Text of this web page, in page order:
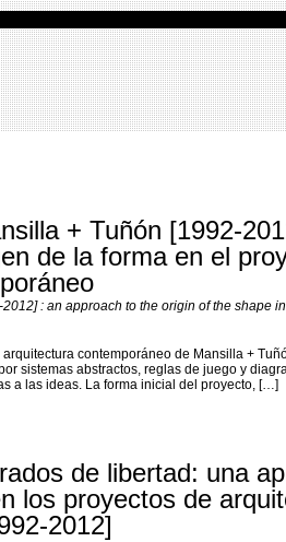
+ Tuñón [1992-
de la forma en el
: an approach to the origin of the shape
contemporáneo de Mansilla +
sistemas abstractos, reglas de juego y
a las ideas. La forma inicial del proyecto, […]
de libertad: una
los proyectos de
2012]